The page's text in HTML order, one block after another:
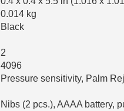
0.014 kg
Black
2
4096
Pressure sensitivity, Palm
Nibs (2 pcs.), AAAA battery,